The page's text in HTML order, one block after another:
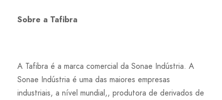
Sobre a Tafibra
A Tafibra é a marca comercial da Sonae Indústria. A
Sonae Indústria é uma das maiores empresas
industriais, a nível mundial,, produtora de derivados de